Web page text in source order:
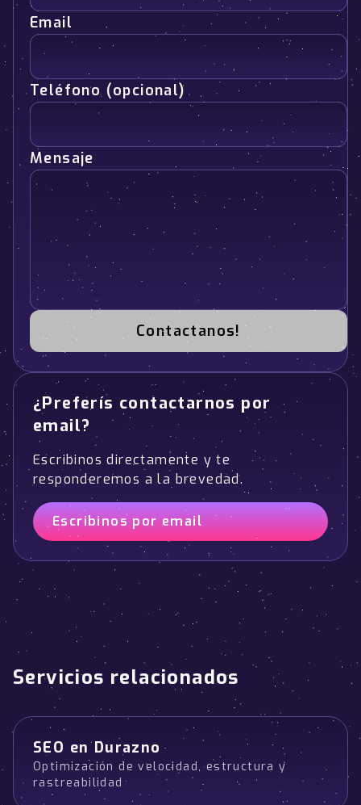
Email
Teléfono (opcional)
Mensaje
Contactanos!
¿Preferís contactarnos por
email?
Escribinos directamente y te
responderemos a la brevedad.
Escribinos por email
Servicios relacionados
SEO en Durazno
Optimización de velocidad, estructura y
rastreabilidad